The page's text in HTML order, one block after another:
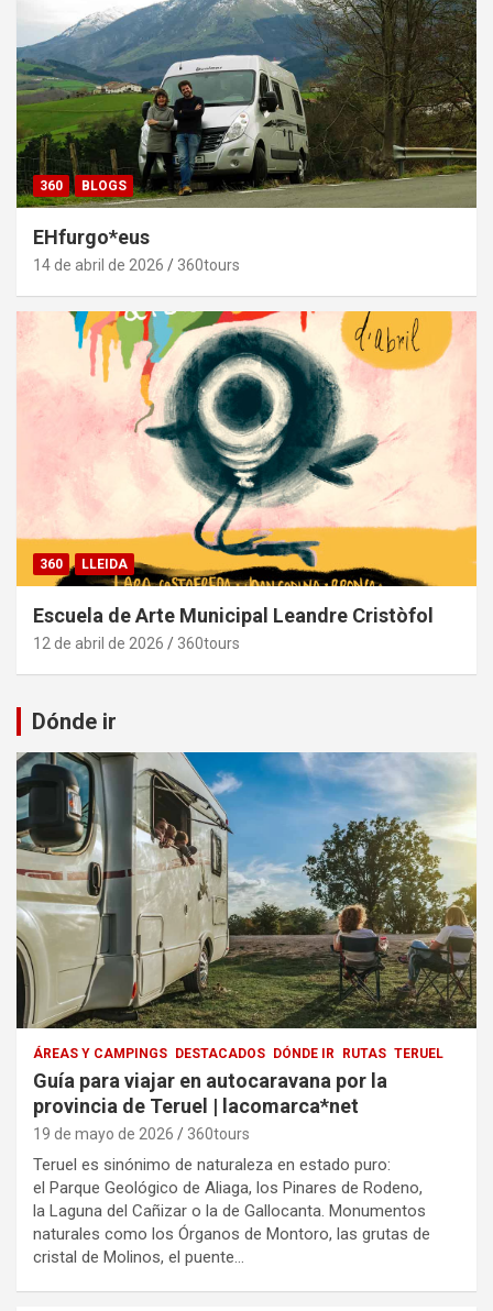
360 BLOGS
EHfurgo*eus
14 de abril de 2026 360tours
360 LLEIDA
Escuela de Arte Municipal Leandre Cristòfol
12 de abril de 2026 360tours
Dónde ir
ÁREAS Y CAMPINGS DESTACADOS DÓNDE IR RUTAS TERUEL
Guía para viajar en autocaravana por la
provincia de Teruel | lacomarca*net
19 de mayo de 2026 360tours
Teruel es sinónimo de naturaleza en estado puro:
el Parque Geológico de Aliaga, los Pinares de Rodeno,
la Laguna del Cañizar o la de Gallocanta. Monumentos
naturales como los Órganos de Montoro, las grutas de
cristal de Molinos, el puente…